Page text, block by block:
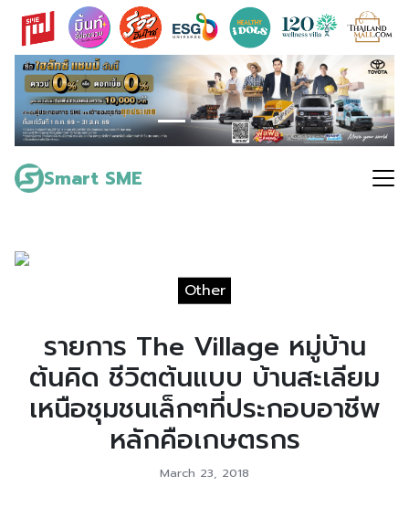
Skip
content
Smart SME
Search
for:
Other
รายการ The Village หมู่บ้าน
ต้นคิด ชีวิตต้นแบบ บ้านสะเลียม
เหนือชุมชนเล็กๆที่ประกอบอาชีพ
หลักคือเกษตรกร
March 23, 2018